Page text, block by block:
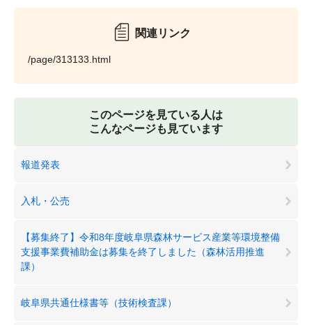
関連リンク
/page/313133.html
このページを見ている人は
こんなページも見ています
報道発表
入札・公売
【募集終了】令和8年度岐阜県森林サービス産業等環境整備
支援事業費補助金は募集を終了しました（森林活用推進
課）
岐阜県共通仕様書等（技術検査課）